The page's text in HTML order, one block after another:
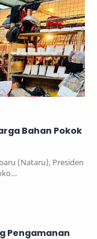
Bahan Pokok
(Nataru), Presiden
Pengamanan